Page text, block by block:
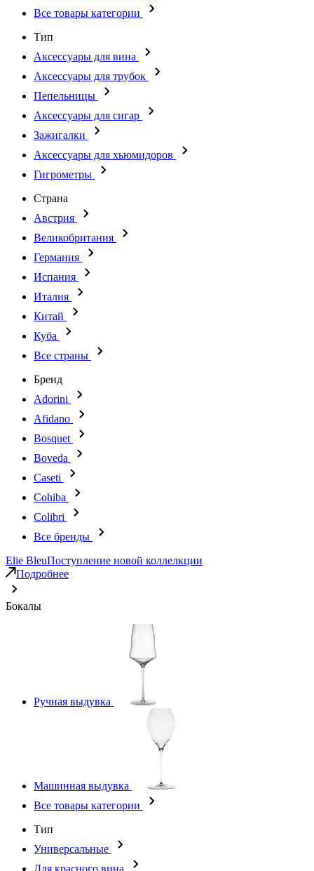
Все товары категории
Тип
Аксессуары для вина
Аксессуары для трубок
Пепельницы
Аксессуары для сигар
Зажигалки
Аксессуары для хьюмидоров
Гигрометры
Страна
Австрия
Великобритания
Германия
Испания
Италия
Китай
Куба
Все страны
Бренд
Adorini
Afidano
Bosquet
Boveda
Caseti
Cohiba
Colibri
Все бренды
Elie BleuПоступление новой коллелкции
Подробнее
Бокалы
Ручная выдувка
Машинная выдувка
Все товары категории
Тип
Универсальные
Для красного вина